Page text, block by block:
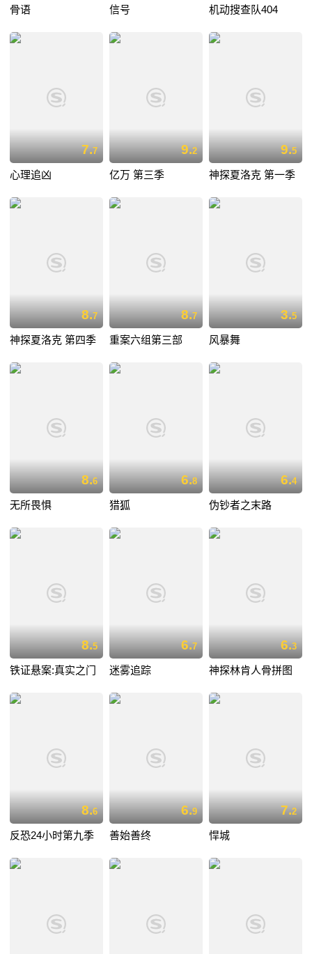
骨语 信号 机动搜查队404
7.7
心理追凶
9.2
亿万 第三季
9.5
神探夏洛克 第一季
8.7
神探夏洛克 第四季
8.7
重案六组第三部
3.5
风暴舞
8.6
无所畏惧
6.8
猎狐
6.4
伪钞者之末路
8.5
铁证悬案:真实之门
6.7
迷雾追踪
6.3
神探林肯人骨拼图
8.6
反恐24小时第九季
6.9
善始善终
7.2
悍城